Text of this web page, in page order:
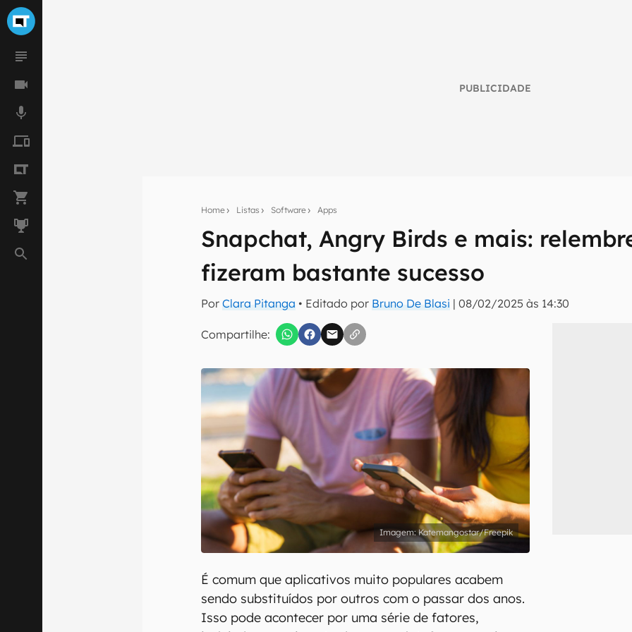
PUBLICIDADE
Home Listas Software Apps
Snapchat, Angry Birds e mais:
fizeram bastante sucesso
PorClara Pitanga • Editado por Bruno De Blasi |08/02/2025 às 14:30
Compartilhe:
Seu resumo inteligente do mundo tech!
Assine a newsletter do Canaltech e receba notícias e reviews sobre tecnologia
Confirmo que li, aceito e concordo com os Termos de Uso e Política de Privacidade do
Katemangostar/Freepik
É comum que aplicativos muito populares acabem
sendo substituídos por outros com o passar dos anos.
Isso pode acontecer por uma série de fatores,